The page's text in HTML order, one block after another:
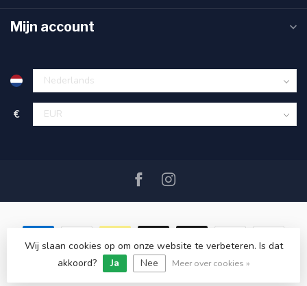
Mijn account
€
© Copyright 2026 SAIL360 watersport and boat equipment
Wij slaan cookies op om onze website te verbeteren. Is dat
akkoord?
Ja Nee Meer over cookies »